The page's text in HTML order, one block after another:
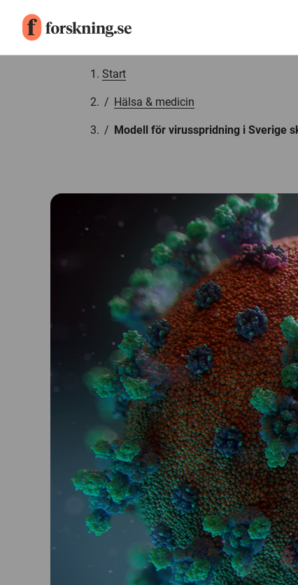
Start
/ Hälsa & medicin
/ Modell för virusspridning i Sverige